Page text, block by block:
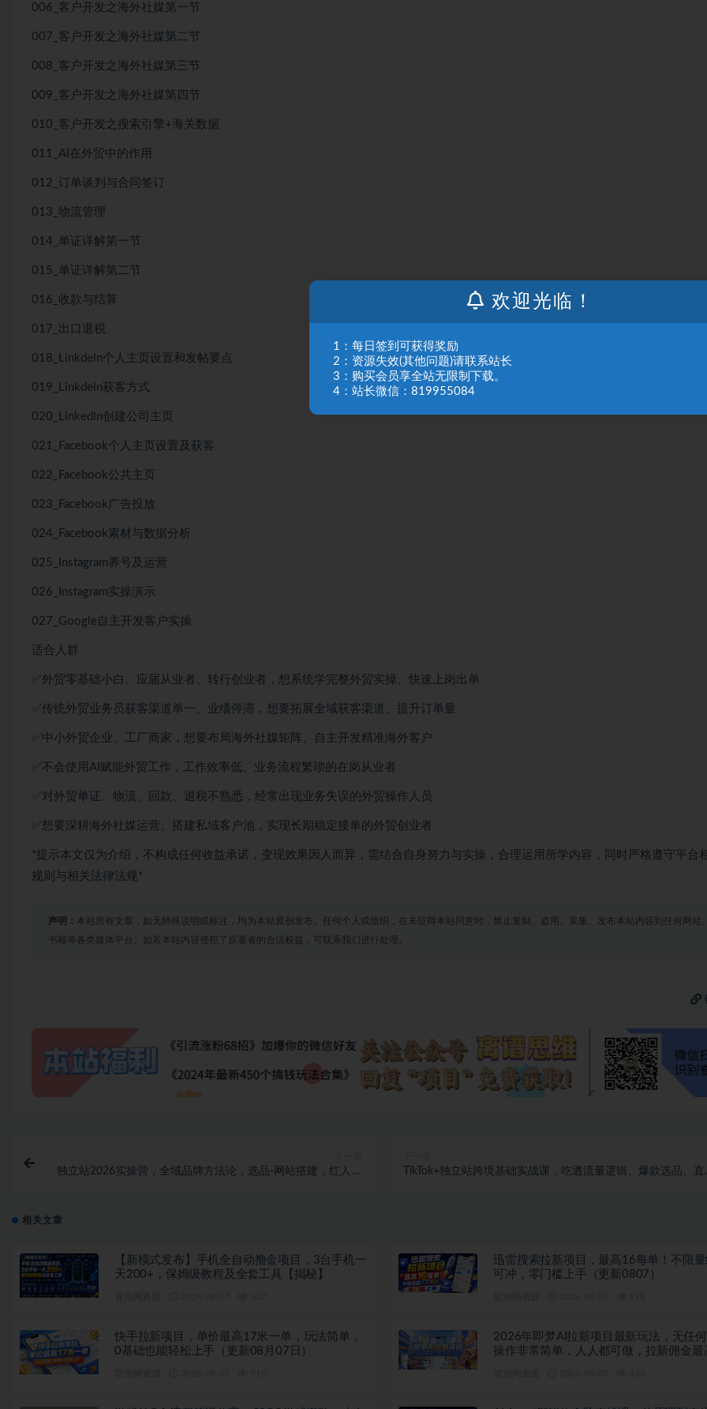
006_客户开发之海外社媒第一节
007_客户开发之海外社媒第二节
008_客户开发之海外社媒第三节
009_客户开发之海外社媒第四节
010_客户开发之搜索引擎+海关数据
011_AI在外贸中的作用
012_订单谈判与合同签订
013_物流管理
014_单证详解第一节
015_单证详解第二节
016_收款与结算
017_出口退税
018_Linkdeln个人主页设置和发帖要点
019_Linkdeln获客方式
020_Linkedln创建公司主页
021_Facebook个人主页设置及获客
022_Facebook公共主页
023_Facebook广告投放
024_Facebook素材与数据分析
025_Instagram养号及运营
026_Instagram实操演示
027_Google自主开发客户实操
适合人群
✅外贸零基础小白、应届从业者、转行创业者，想系统学完整外贸实操、快速上岗出单
✅传统外贸业务员获客渠道单一、业绩停滞，想要拓展全域获客渠道、提升订单量
✅中小外贸企业、工厂商家，想要布局海外社媒矩阵、自主开发精准海外客户
✅不会使用AI赋能外贸工作，工作效率低、业务流程繁琐的在岗从业者
✅对外贸单证、物流、回款、退税不熟悉，经常出现业务失误的外贸操作人员
✅想要深耕海外社媒运营、搭建私域客户池，实现长期稳定接单的外贸创业者
*提示本文仅为介绍，不构成任何收益承诺，变现效果因人而异，需结合自身努力与实操，合理运用所学内容，同时严格遵守平台
规则与相关法律法规*
声明： 本站所有文章，如无特殊说明或标注，均为本站原创发布。任何个人或组织，在未征得本站同意时，禁止复制、盗用、采集、发布本站内容到任何网站
书籍等各类媒体平台。如若本站内容侵犯了原著者的合法权益，可联系我们进行处理。
独立站2026实操营，全域品牌方法论，选品-网站搭建，红人建
TikTok+独立站跨境基础实战课，吃透流量逻辑、爆款选品、直
相关文章
【新模式发布】手机全自动撸金项目，3台手机一
天200+，保姆级教程及全套工具【揭秘】
迅雷搜索拉新项目，最高16每单！不限
可冲，零门槛上手（更新0807）
快手拉新项目，单价最高17米一单，玩法简单，
0基础也能轻松上手（更新08月07日）
2026年即梦AI拉新项目最新玩法，无任
操作非常简单，人人都可做，拉新佣金最
欢迎光临！
1：每日签到可获得奖励
2：资源失效(其他问题)请联系站长
3：购买会员享全站无限制下载。
4：站长微信：819955084